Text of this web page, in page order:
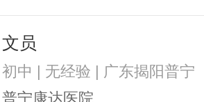
文员
初中 | 无经验 | 广东揭阳普宁
普宁康达医院